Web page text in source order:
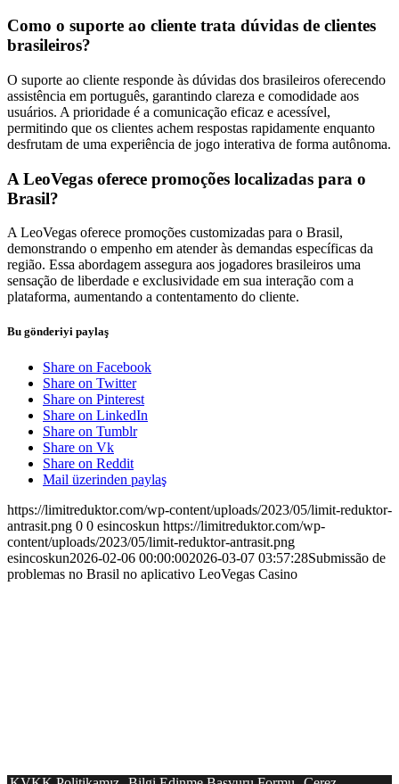
Como o suporte ao cliente trata dúvidas de clientes
brasileiros?
O suporte ao cliente responde às dúvidas dos brasileiros oferecendo
assistência em português, garantindo clareza e comodidade aos
usuários. A prioridade é a comunicação eficaz e acessível,
permitindo que os clientes achem respostas rapidamente enquanto
desfrutam de uma experiência de jogo interativa de forma autônoma.
A LeoVegas oferece promoções localizadas para o
Brasil?
A LeoVegas oferece promoções customizadas para o Brasil,
demonstrando o empenho em atender às demandas específicas da
região. Essa abordagem assegura aos jogadores brasileiros uma
sensação de liberdade e exclusividade em sua interação com a
plataforma, aumentando a contentamento do cliente.
Bu gönderiyi paylaş
Share on Facebook
Share on Twitter
Share on Pinterest
Share on LinkedIn
Share on Tumblr
Share on Vk
Share on Reddit
Mail üzerinden paylaş
https://limitreduktor.com/wp-content/uploads/2023/05/limit-reduktor-
antrasit.png 0 0 esincoskun https://limitreduktor.com/wp-
content/uploads/2023/05/limit-reduktor-antrasit.png
esincoskun2026-02-06 00:00:002026-03-07 03:57:28Submissão de
problemas no Brasil no aplicativo LeoVegas Casino